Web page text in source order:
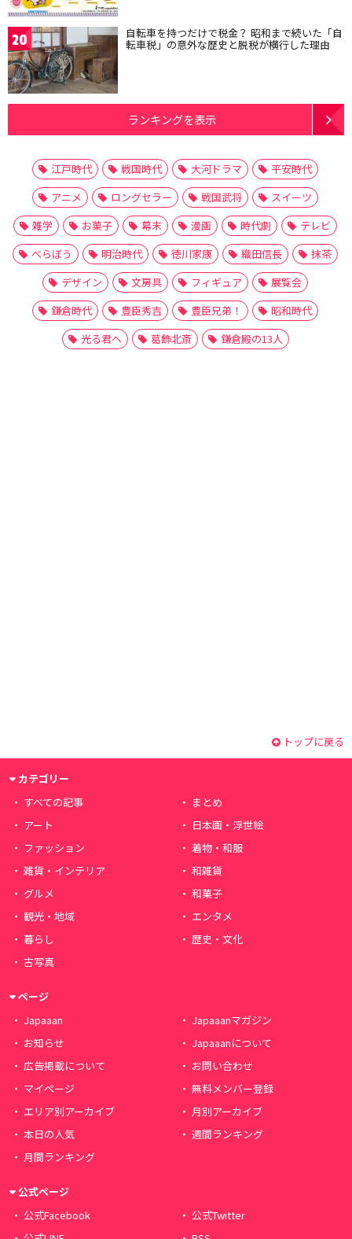
20 自転車を持つだけで税金？ 昭和まで続いた「自
転車税」の意外な歴史と脱税が横行した理由
ランキングを表示
江戸時代 戦国時代 大河ドラマ
平安時代
アニメ
ロングセラー 戦国武将
スイーツ
雑学
お菓子 幕末 漫画 時代劇
テレビ
べらぼう
明治時代 徳川家康 織田信長
抹茶
デザイン
文房具 フィギュア
展覧会
鎌倉時代
豊臣秀吉 豊臣兄弟！
昭和時代
光る君へ
葛飾北斎 鎌倉殿の13人
トップに戻る
カテゴリー
すべての記事
まとめ
アート
日本画・浮世絵
ファッション
着物・和服
雑貨・インテリア
和雑貨
グルメ
和菓子
観光・地域
エンタメ
暮らし
歴史・文化
古写真
ページ
Japaaan
Japaaanマガジン
お知らせ
Japaaanについて
広告掲載について
お問い合わせ
マイページ
無料メンバー登録
エリア別アーカイブ
月別アーカイブ
本日の人気
週間ランキング
月間ランキング
公式ページ
公式Facebook
公式Twitter